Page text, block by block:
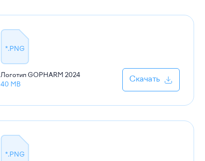
*.PNG
Логотип GOPHARM 2024
40 MB
Скачать
*.PNG